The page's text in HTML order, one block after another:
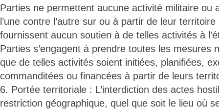
Parties ne permettent aucune activité militaire ou
l’une contre l’autre sur ou à partir de leur
fournissent aucun soutien à de telles activités à
Parties s’engagent à prendre toutes les mesures
que de telles activités soient initiées, planifiées,
commanditées ou financées à partir de leurs
6. Portée territoriale : L’interdiction des actes
restriction géographique, quel que soit le lieu où